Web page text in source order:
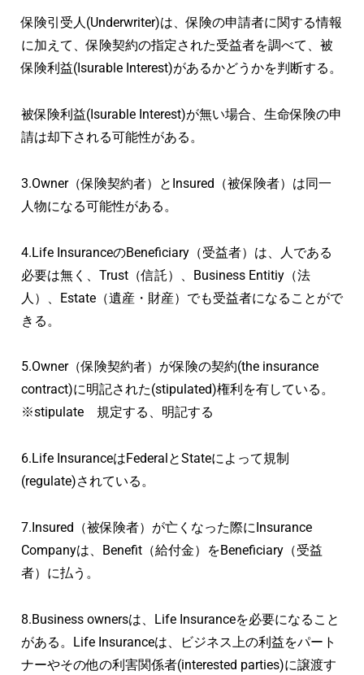
保険引受人(Underwriter)は、保険の申請者に関する情報
に加えて、保険契約の指定された受益者を調べて、被
保険利益(Isurable Interest)があるかどうかを判断する。
被保険利益(Isurable Interest)が無い場合、生命保険の申
請は却下される可能性がある。
3.Owner（保険契約者）とInsured（被保険者）は同一
人物になる可能性がある。
4.Life InsuranceのBeneficiary（受益者）は、人である
必要は無く、Trust（信託）、Business Entitiy（法
人）、Estate（遺産・財産）でも受益者になることがで
きる。
5.Owner（保険契約者）が保険の契約(the insurance
contract)に明記された(stipulated)権利を有している。
※stipulate 規定する、明記する
6.Life InsuranceはFederalとStateによって規制
(regulate)されている。
7.Insured（被保険者）が亡くなった際にInsurance
Companyは、Benefit（給付金）をBeneficiary（受益
者）に払う。
8.Business ownersは、Life Insuranceを必要になること
がある。Life Insuranceは、ビジネス上の利益をパート
ナーやその他の利害関係者(interested parties)に譲渡す